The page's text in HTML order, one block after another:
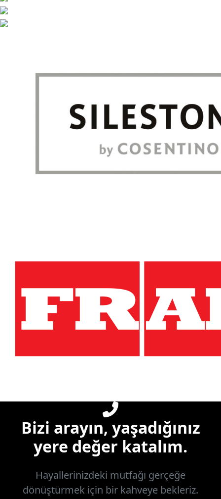
Bizi arayın, yaşadığınız
yere değer katalım.
Hayallerinizdeki mutfağı gerçeğe
dönüştürmek için bir kahveye bekleriz.